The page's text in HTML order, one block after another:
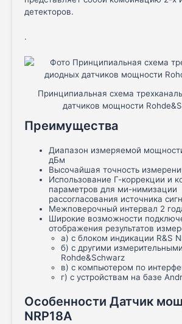
детекторов.
.
Принципиальная схема
датчиков мощности
Преимущества
Диапазон измеряемой
дБм
Высочайшая точность
Использование Г-коррекции и
параметров для ми-нимизации
рассогласования источника
Межповерочный интервал 2
Широкие возможности
отображения результатов
а) с блоком индикации R&S
б) с другими
Rohde&Schwarz
в) с компьютером по
г) с устройствам на базе
Особенности Датчик
NRP18A